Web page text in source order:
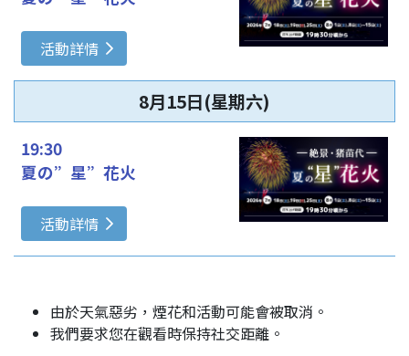
活動詳情
8月15日(星期六)
19:30
夏の”星”花火
活動詳情
由於天氣惡劣，煙花和活動可能會被取消。
我們要求您在觀看時保持社交距離。